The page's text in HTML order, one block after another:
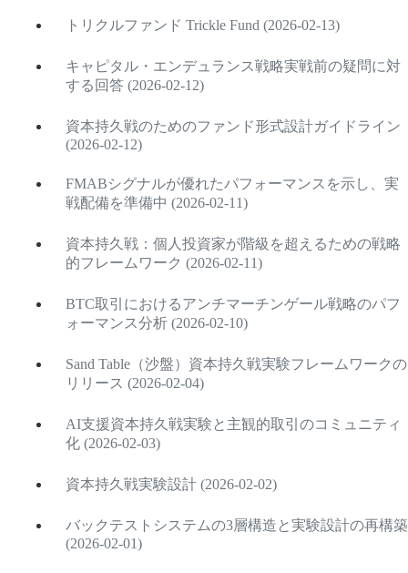
トリクルファンド Trickle Fund (2026-02-13)
キャピタル・エンデュランス戦略実戦前の疑問に対
する回答 (2026-02-12)
資本持久戦のためのファンド形式設計ガイドライン
(2026-02-12)
FMABシグナルが優れたパフォーマンスを示し、実
戦配備を準備中 (2026-02-11)
資本持久戦：個人投資家が階級を超えるための戦略
的フレームワーク (2026-02-11)
BTC取引におけるアンチマーチンゲール戦略のパフ
ォーマンス分析 (2026-02-10)
Sand Table（沙盤）資本持久戦実験フレームワークの
リリース (2026-02-04)
AI支援資本持久戦実験と主観的取引のコミュニティ
化 (2026-02-03)
資本持久戦実験設計 (2026-02-02)
バックテストシステムの3層構造と実験設計の再構築
(2026-02-01)